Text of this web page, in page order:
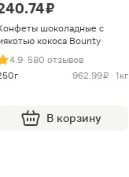
₽
шоколадные с
кокоса Bounty
4.9· 580 отзывов
962.99 ₽ · 1кг
В корзину